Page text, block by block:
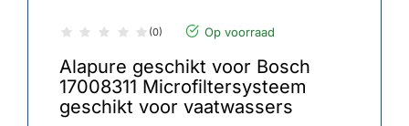
(0) Op voorraad
Alapure geschikt voor Bosch
17008311 Microfiltersysteem
geschikt voor vaatwassers